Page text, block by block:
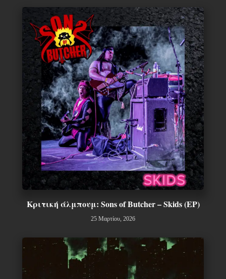
Κριτική άλμπουμ: Sons of Butcher – Skids (EP)
25 Μαρτίου, 2026